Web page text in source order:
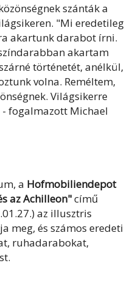
szánták a
"Mi eredetileg
akartunk darabot írni.
akartam
történetét, anélkül,
volna. Reméltem,
Világsikerre
fogalmazott Michael
a Hofmobiliendepot
az Achilleon"című
az illusztris
meg, és számos eredeti
ruhadarabokat,